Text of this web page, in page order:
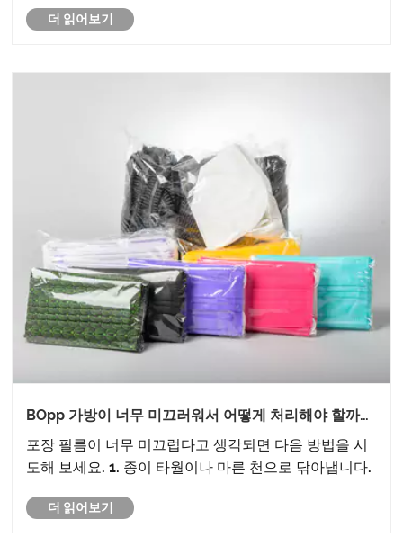
더 읽어보기
BOpp 가방이 너무 미끄러워서 어떻게 처리해야 할까
포장 필름이 너무 미끄럽다고 생각되면 다음 방법을 시
도해 보세요. 1. 종이 타월이나 마른 천으로 닦아냅니다.
더 읽어보기